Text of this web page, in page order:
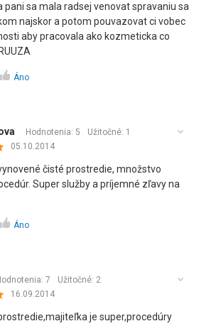
pani sa mala radsej venovat spravaniu sa
najskor a potom pouvazovat ci vobec
aby pracovala ako kozmeticka co
Áno
Hodnotenia: 5 Užitočné: 1
05.10.2014
čisté prostredie, množstvo
Super služby a príjemné zľavy na
Áno
7 Užitočné: 2
16.09.2014
je super,procedúry